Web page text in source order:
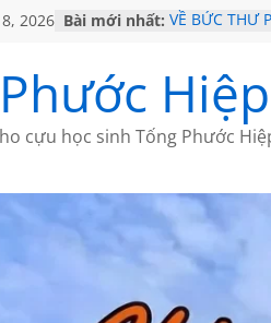
2026 Bài mới nhất: VỀ BỨC THƯ
MỘT ĐỜI ĐI
SÁCH
BẤT CHỢT
CÀ PHÊ NGẮM
cựu học sinh Tống Phước